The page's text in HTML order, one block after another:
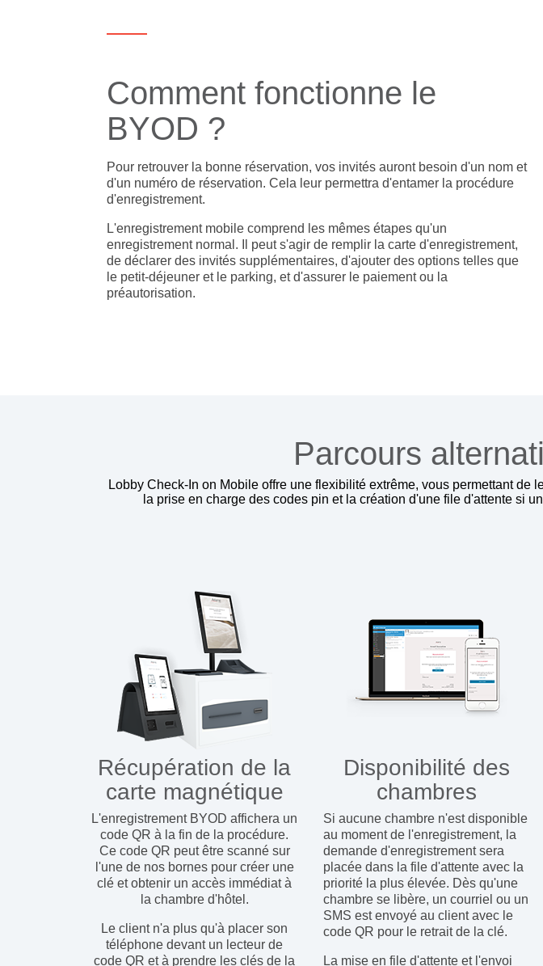
Comment fonctionne le
BYOD ?
Pour retrouver la bonne réservation, vos invités auront besoin d'un nom et
d'un numéro de réservation. Cela leur permettra d'entamer la procédure
d'enregistrement.
L'enregistrement mobile comprend les mêmes étapes qu'un
enregistrement normal. Il peut s'agir de remplir la carte d'enregistrement,
de déclarer des invités supplémentaires, d'ajouter des options telles que
le petit-déjeuner et le parking, et d'assurer le paiement ou la
préautorisation.
Parcours
Lobby Check-In on Mobile offre une flexibilité extrême, vous permettant
la prise en charge des codes pin et la création d'une file d'attente si
Récupération de la
carte magnétique
L'enregistrement BYOD affichera un
code QR à la fin de la procédure.
Ce code QR peut être scanné sur
l'une de nos bornes pour créer une
clé et obtenir un accès immédiat à
la chambre d'hôtel.
Le client n'a plus qu'à placer son
téléphone devant un lecteur de
code QR et à prendre les clés de la
Disponibilité des
chambres
Si aucune chambre n'est disponible
au moment de l'enregistrement, la
demande d'enregistrement sera
placée dans la file d'attente avec la
priorité la plus élevée. Dès qu'une
chambre se libère, un courriel ou un
SMS est envoyé au client avec le
code QR pour le retrait de la clé.
La mise en file d'attente et l'envoi